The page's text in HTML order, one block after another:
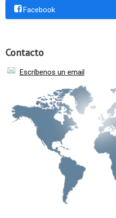
Facebook
Contacto
Escríbenos un email